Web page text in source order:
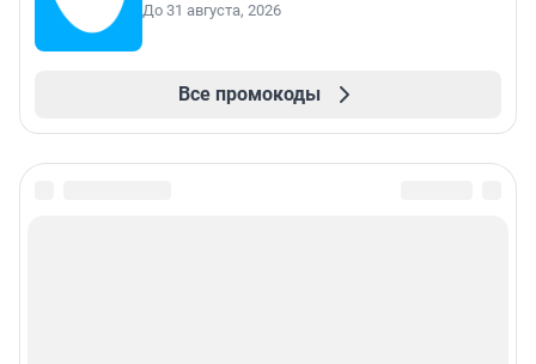
До 31 августа, 2026
Все промокоды